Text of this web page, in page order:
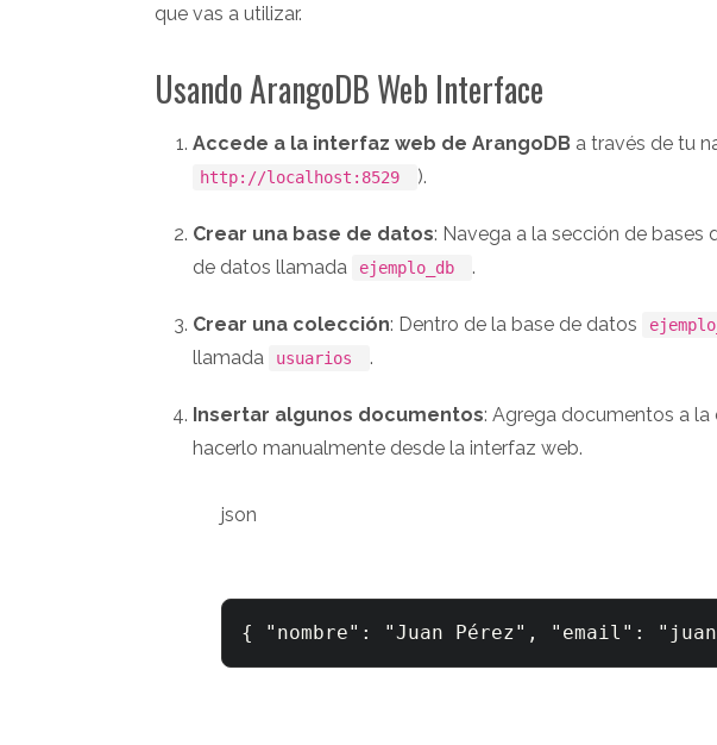
que vas a utilizar.
Usando ArangoDB Web Interface
Accede a la interfaz web de ArangoDB a través de tu
http://localhost:8529 ).
Crear una base de datos: Navega a la sección de bases
de datos llamada
ejemplo_db .
Crear una colección: Dentro de la base de datos
llamada
usuarios .
Insertar algunos documentos: Agrega documentos a la
hacerlo manualmente desde la interfaz web.
json
{ "nombre" : "Juan Pérez" , "email" : "